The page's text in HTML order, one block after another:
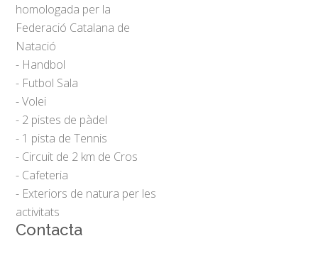
homologada per la
Federació Catalana de
Natació
- Handbol
- Futbol Sala
- Volei
- 2 pistes de pàdel
- 1 pista de Tennis
- Circuit de 2 km de Cros
- Cafeteria
- Exteriors de natura per les
activitats
Contacta